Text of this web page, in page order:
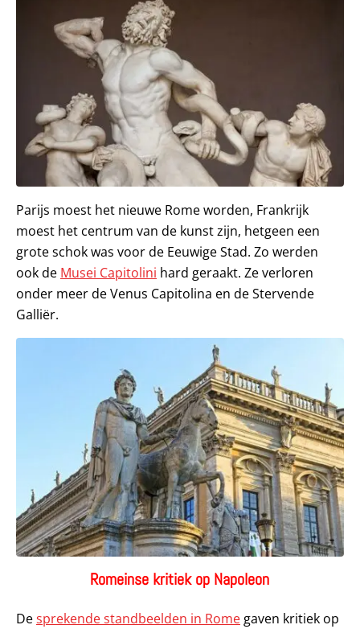
Parijs moest het nieuwe Rome worden, Frankrijk
moest het centrum van de kunst zijn, hetgeen een
grote schok was voor de Eeuwige Stad. Zo werden
ook de Musei Capitolini hard geraakt. Ze verloren
onder meer de Venus Capitolina en de Stervende
Galliër.
Romeinse kritiek op Napoleon
Desprekende standbeelden in Rome gaven kritiek op